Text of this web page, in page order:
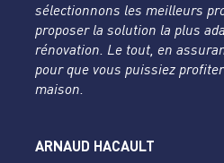
sélectionnons les meilleurs
proposer la solution la plus
rénovation. Le tout, en
pour que vous puissiez
maison.
ARNAUD HACAULT